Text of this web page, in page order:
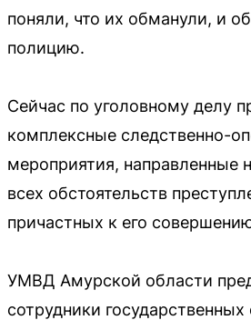
поняли, что их обманули, и
полицию.
Сейчас по уголовному делу
комплексные следственно-
мероприятия, направленные
всех обстоятельств
причастных к его
УМВД Амурской области
сотрудники